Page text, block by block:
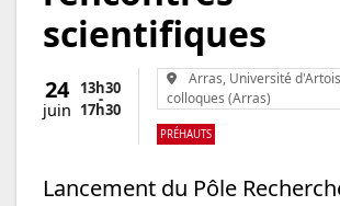
scientifiques
24
juin
13h30
-
17h30
Lieu :
Arras, Université
colloques (Arras)
PRÉHAUTS
Lancement du Pôle